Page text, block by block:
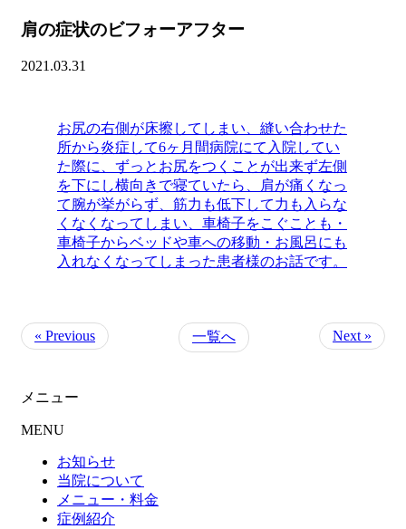
肩の症状のビフォーアフター
2021.03.31
お尻の右側が床擦してしまい、縫い合わせた
所から炎症して6ヶ月間病院にて入院してい
た際に、ずっとお尻をつくことが出来ず左側
を下にし横向きで寝ていたら、肩が痛くなっ
て腕が挙がらず、筋力も低下して力も入らな
くなくなってしまい、車椅子をこぐことも・
車椅子からベッドや車への移動・お風呂にも
入れなくなってしまった患者様のお話です。
« Previous 一覧へ Next »
メニュー
MENU
お知らせ
当院について
メニュー・料金
症例紹介